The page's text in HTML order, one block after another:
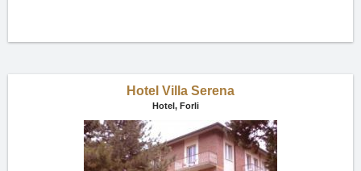
Hotel Villa Serena
Hotel, Forli